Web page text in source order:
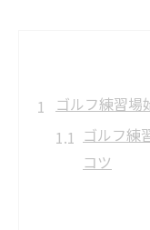
ゴルフ練習場
ゴルフ練
コツ
初めて